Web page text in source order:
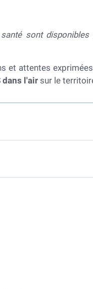
sont disponibles
et attentes
dans l'air sur le